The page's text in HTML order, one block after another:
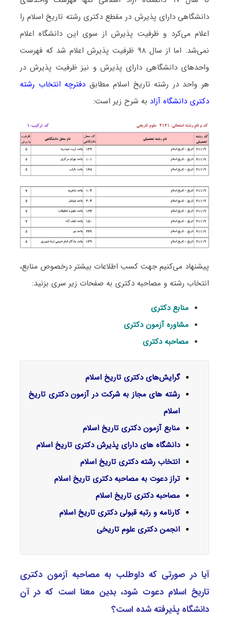
دانشگاهی دارای پذیرش در مقطع دکتری رشته ﺗﺎرﻳﺦ اﺳﻼم را
اعلام می‌کرد و ظرفیت پذیرش از سوی این دانشگاه اعلام
نمی‌شد. اما از سال ۹۸ ظرفیت پذیرش اعلام شد که فهرست
واحدهای دانشگاهی دارای پذیرش و نیز ظرفیت پذیرش در
هر واحد در رشته ﺗﺎرﻳﺦ اﺳﻼم مطابق دفترچه انتخاب رشته
دکتری دانشگاه آزاد به شرح زیر است:
پیشنهاد می‌کنیم جهت کسب اطلاعات بیشتر درخصوص منابع،
انتخاب رشته و مصاحبه دکتری به صفحات زیر سری بزنید:
منابع دکتری
مشاوره آزمون دکتری
مصاحبه دکتری
گرایش‌های دکتری ﺗﺎرﻳﺦ اﺳﻼم
رشته های مجاز به شرکت در آزمون دکتری تاریخ
اسلام
منابع آزمون دکتری تاریخ اسلام
دانشگاه های دارای پذیرش دکتری تاریخ اسلام
انتخاب رشته دکتری تاریخ اسلام
تراز دعوت به مصاحبه دکتری تاریخ اسلام
مصاحبه دکتری تاریخ اسلام
کارنامه و رتبه قبولی دکتری تاریخ اسلام
انجمن دکتری علوم تاریخی
آیا در صورتی که داوطلب به مصاحبه آزمون دکتری
ﺗﺎرﻳﺦ اﺳﻼم دعوت شود، بدین معنا است که در آن
دانشگاه پذیرفته شده است؟